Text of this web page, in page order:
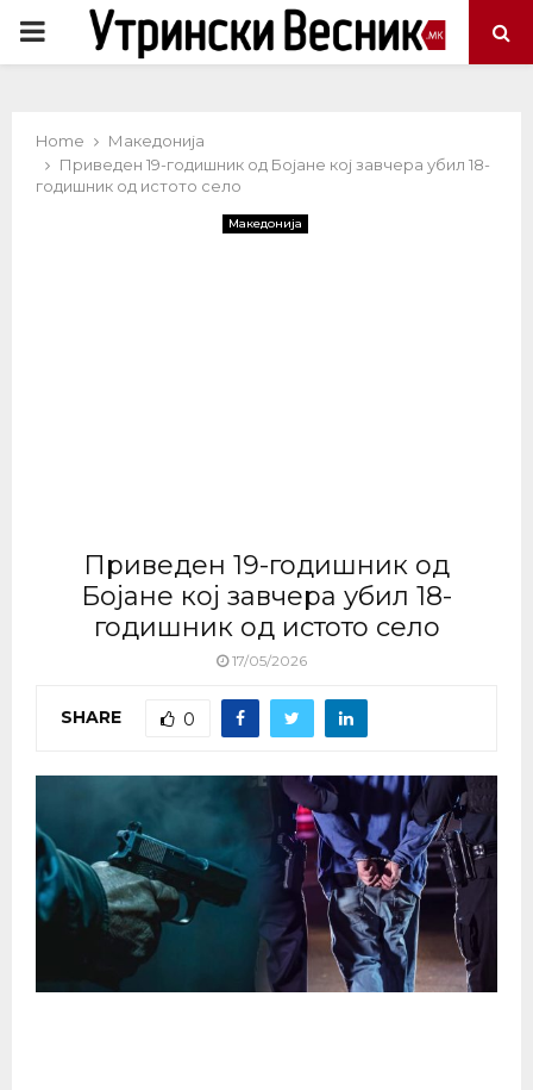
PRIMARY
Home
Македонија
Приведен 19-годишник од Бојане кој завчера убил 18-
годишник од истото село
Македонија
Приведен 19-годишник од
Бојане кој завчера убил 18-
годишник од истото село
17/05/2026
SHARE 0